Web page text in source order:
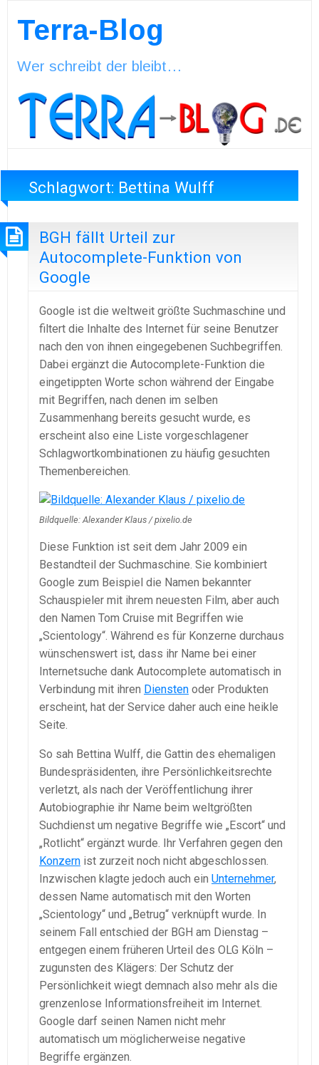
Terra-Blog
Wer schreibt der bleibt…
Schlagwort: Bettina Wulff
BGH fällt Urteil zur
Autocomplete-Funktion von
Google
Google ist die weltweit größte Suchmaschine und
filtert die Inhalte des Internet für seine Benutzer
nach den von ihnen eingegebenen Suchbegriffen.
Dabei ergänzt die Autocomplete-Funktion die
eingetippten Worte schon während der Eingabe
mit Begriffen, nach denen im selben
Zusammenhang bereits gesucht wurde, es
erscheint also eine Liste vorgeschlagener
Schlagwortkombinationen zu häufig gesuchten
Themenbereichen.
Bildquelle: Alexander Klaus / pixelio.de
Diese Funktion ist seit dem Jahr 2009 ein
Bestandteil der Suchmaschine. Sie kombiniert
Google zum Beispiel die Namen bekannter
Schauspieler mit ihrem neuesten Film, aber auch
den Namen Tom Cruise mit Begriffen wie
„Scientology“. Während es für Konzerne durchaus
wünschenswert ist, dass ihr Name bei einer
Internetsuche dank Autocomplete automatisch in
Verbindung mit ihren Diensten oder Produkten
erscheint, hat der Service daher auch eine heikle
Seite.
So sah Bettina Wulff, die Gattin des ehemaligen
Bundespräsidenten, ihre Persönlichkeitsrechte
verletzt, als nach der Veröffentlichung ihrer
Autobiographie ihr Name beim weltgrößten
Suchdienst um negative Begriffe wie „Escort“ und
„Rotlicht“ ergänzt wurde. Ihr Verfahren gegen den
Konzern ist zurzeit noch nicht abgeschlossen.
Inzwischen klagte jedoch auch ein Unternehmer,
dessen Name automatisch mit den Worten
„Scientology“ und „Betrug“ verknüpft wurde. In
seinem Fall entschied der BGH am Dienstag –
entgegen einem früheren Urteil des OLG Köln –
zugunsten des Klägers: Der Schutz der
Persönlichkeit wiegt demnach also mehr als die
grenzenlose Informationsfreiheit im Internet.
Google darf seinen Namen nicht mehr
automatisch um möglicherweise negative
Begriffe ergänzen.